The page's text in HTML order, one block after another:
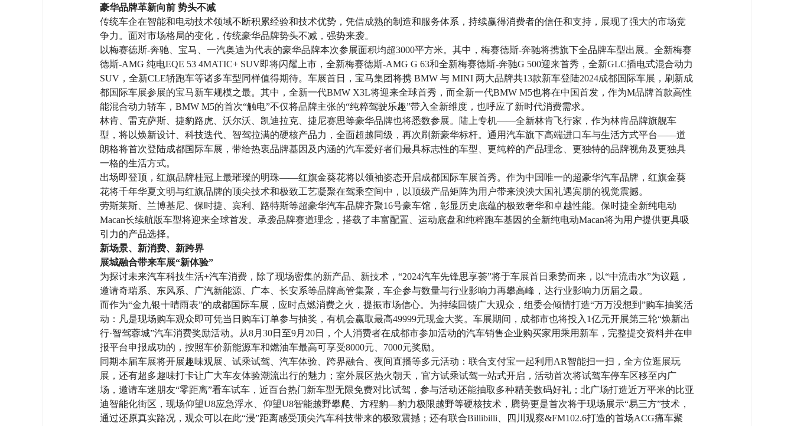
豪华品牌革新向前 势头不减
传统车企在智能和电动技术领域不断积累经验和技术优势，凭借成熟的制造和服务体系，持续赢得消费者的信任和支持，展现了强大的市场竞
争力。面对市场格局的变化，传统豪华品牌势头不减，强势来袭。
以梅赛德斯-奔驰、宝马、一汽奥迪为代表的豪华品牌本次参展面积均超3000平方米。其中，梅赛德斯-奔驰将携旗下全品牌车型出展。全新梅赛
德斯-AMG 纯电EQE 53 4MATIC+ SUV即将闪耀上市，全新梅赛德斯-AMG G 63和全新梅赛德斯-奔驰G 500迎来首秀，全新GLC插电式混合动力
SUV，全新CLE轿跑车等诸多车型同样值得期待。车展首日，宝马集团将携 BMW 与 MINI 两大品牌共13款新车登陆2024成都国际车展，刷新成
都国际车展参展的宝马新车规模之最。其中，全新一代BMW X3L将迎来全球首秀，而全新一代BMW M5也将在中国首发，作为M品牌首款高性
能混合动力轿车，BMW M5的首次“触电”不仅将品牌主张的“纯粹驾驶乐趣”带入全新维度，也呼应了新时代消费需求。
林肯、雷克萨斯、捷豹路虎、沃尔沃、凯迪拉克、捷尼赛思等豪华品牌也将悉数参展。陆上专机——全新林肯飞行家，作为林肯品牌旗舰车
型，将以焕新设计、科技迭代、智驾拉满的硬核产品力，全面超越同级，再次刷新豪华标杆。通用汽车旗下高端进口车与生活方式平台——道
朗格将首次登陆成都国际车展，带给热衷品牌基因及内涵的汽车爱好者们最具标志性的车型、更纯粹的产品理念、更独特的品牌视角及更独具
一格的生活方式。
出场即登顶，红旗品牌桂冠上最璀璨的明珠——红旗金葵花将以领袖姿态开启成都国际车展首秀。作为中国唯一的超豪华汽车品牌，红旗金葵
花将千年华夏文明与红旗品牌的顶尖技术和极致工艺凝聚在驾乘空间中，以顶级产品矩阵为用户带来泱泱大国礼遇宾朋的视觉震撼。
劳斯莱斯、兰博基尼、保时捷、宾利、路特斯等超豪华汽车品牌齐聚16号豪车馆，彰显历史底蕴的极致奢华和卓越性能。保时捷全新纯电动
Macan长续航版车型将迎来全球首发。承袭品牌赛道理念，搭载了丰富配置、运动底盘和纯粹跑车基因的全新纯电动Macan将为用户提供更具吸
引力的产品选择。
新场景、新消费、新跨界
展城融合带来车展“新体验”
为探讨未来汽车科技生活+汽车消费，除了现场密集的新产品、新技术，“2024汽车先锋思享荟”将于车展首日乘势而来，以“中流击水”为议题，
邀请奇瑞系、东风系、广汽新能源、广本、长安系等品牌高管集聚，车企参与数量与行业影响力再攀高峰，达行业影响力历届之最。
而作为“金九银十晴雨表”的成都国际车展，应时点燃消费之火，提振市场信心。为持续回馈广大观众，组委会倾情打造“万万没想到”购车抽奖活
动：凡是现场购车观众即可凭当日购车订单参与抽奖，有机会赢取最高49999元现金大奖。车展期间，成都市也将投入1亿元开展第三轮“焕新出
行·智驾蓉城”汽车消费奖励活动。从8月30日至9月20日，个人消费者在成都市参加活动的汽车销售企业购买家用乘用新车，完整提交资料并在申
报平台申报成功的，按照车价新能源车和燃油车最高可享受8000元、7000元奖励。
同期本届车展将开展趣味观展、试乘试驾、汽车体验、跨界融合、夜间直播等多元活动：联合支付宝一起利用AR智能扫一扫，全方位逛展玩
展，还有超多趣味打卡让广大车友体验潮流出行的魅力；室外展区热火朝天，官方试乘试驾一站式开启，活动首次将试驾车停车区移至内广
场，邀请车迷朋友“零距离”看车试车，近百台热门新车型无限免费对比试驾，参与活动还能抽取多种精美数码好礼；北广场打造近万平米的比亚
迪智能化街区，现场仰望U8应急浮水、仰望U8智能越野攀爬、方程豹—豹力极限越野等硬核技术，腾势更是首次将于现场展示“易三方”技术，
通过还原真实路况，观众可以在此“浸”距离感受顶尖汽车科技带来的极致震撼；还有联合Billibilli、四川观察&FM102.6打造的首场ACG痛车聚